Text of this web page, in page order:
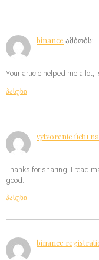
binance ამბობს:
Your article helped me a lot,
პასუხი
vytvorenie úctu
Thanks for sharing. I read
good.
პასუხი
binance